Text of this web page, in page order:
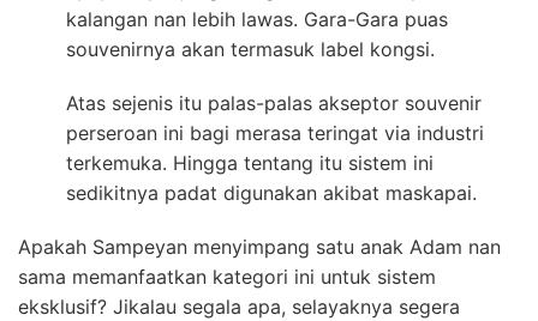
kalangan nan lebih lawas. Gara-Gara puas
souvenirnya akan termasuk label kongsi.
Atas sejenis itu palas-palas akseptor souvenir
perseroan ini bagi merasa teringat via industri
terkemuka. Hingga tentang itu sistem ini
sedikitnya padat digunakan akibat maskapai.
Apakah Sampeyan menyimpang satu anak Adam nan
sama memanfaatkan kategori ini untuk sistem
eksklusif? Jikalau segala apa, selayaknya segera